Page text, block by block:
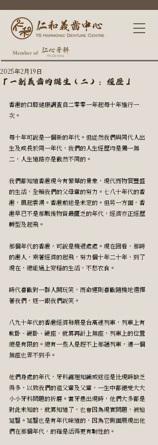
「一副義齒的誕生（二）：經歷」
2025年2月19日
香港的口腔健康調查自二零零一年起每十年進行一
次。
每十年可說是一個新的年代。但緃然我們與同代人出
生及成長於同一年代，我們的人生經歷均是獨一無
二，人生道路亦是截然不同的。
我們都知道香港現今有繁華的景象，現代而物質豐盛
的生活，全賴我們的父母輩的努力。七八十年代的香
港，風起雲湧。香港前途是未定的。但另一方面，香
港早已不是那戰後物資最匱乏的年代，經濟亦正經歷
轉型及起飛。
那個年代的香港，可說是機遇處處。現在回看，那時
的港人，乘著經濟的起飛，努力個十年二十年，到了
現在，總能過上安穩的生活，不愁衣食。
時代喜歡對一群人開玩笑，而命運則喜歡隨機地選擇
著我們，逐一跟我們說笑。
八九十年代的香港經濟發展是台高速列車，列車上有
軟卧、硬卧、硬座，就算再計上無座，列車上的位置
總是有限的。總有一些人是趕不上那趟列車，連一個
無座也弄不到手。
他們身處的年代，牙科護理知識或途徑是比現時缺乏
得多，以致我們的祖父輩及父輩，一生中都飽受大大
小小牙科問題的折磨。當牙患出現時，他們大多都是
對此未知的，就算知道了，也會因為現實問題，被迫
延醫。延醫也是有年代味道的，因為它側面展現出他
們在那個年代，的確是活得更有韌性的。